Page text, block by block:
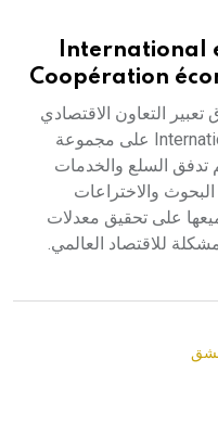
جديدة في عام 2026
International
Coopération
تعبير التعاون الاقتصادي
الدولي International Economic Cooperation على مجموعة
تدفق السلع والخدمات
والاختراعات
على تحقيق معدلات
للاقتصاد العالمي.